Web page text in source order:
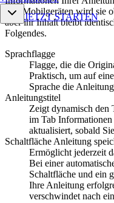
JETZT STARTEN
Auf Mobilgeräten wird sie
aber ihr Inhalt bleibt
Folgendes.
Sprachflagge
Flagge, die die
Praktisch, um auf
Sprache die
Anleitungstitel
Zeigt dynamisch den
im Tab
aktualisiert, sobald
Schaltfläche Anleitung
Ermöglicht jederzeit
Bei einer
Schaltfläche und ein
Ihre Anleitung
verschwindet nach